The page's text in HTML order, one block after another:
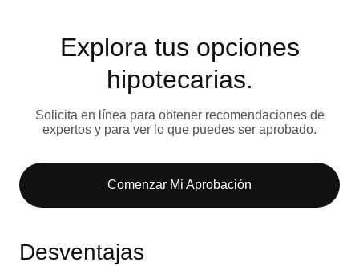
Explora tus opciones
hipotecarias.
Solicita en línea para obtener recomendaciones de
expertos y para ver lo que puedes ser aprobado.
Comenzar Mi Aprobación
Desventajas